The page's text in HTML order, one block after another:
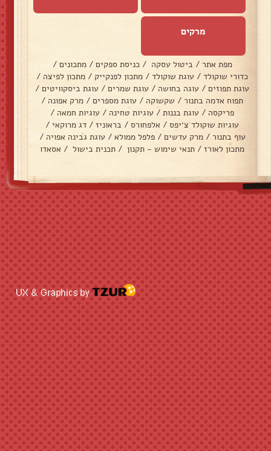
מרקים
מפת אתר / ביטול עסקה / כניסת ספקים / מתכונים /
כדורי שוקולד / עוגת שוקולד / מתכון לפנקייק / מתכון לפיצה /
עוגת תפוזים / עוגה בחושה / עוגת שמרים / עוגת ביסקוויטים /
תפוח אדמה בתנור/ שקשוקה / עוגת מספרים / מרק אפונה /
פריקסה / עוגת בננות / עוגיות טחינה / עוגיות חמאה /
עוגיות שוקולד צ׳יפס / אלפחורס / בראוניז / דג מרוקאי /
עוף בתנור / מרק עדשים / פלפל ממולא / עוגת גבינה אפויה /
מתכון לאורז / תנאי שימוש - תקנון / תכנית בישול / אסאדו